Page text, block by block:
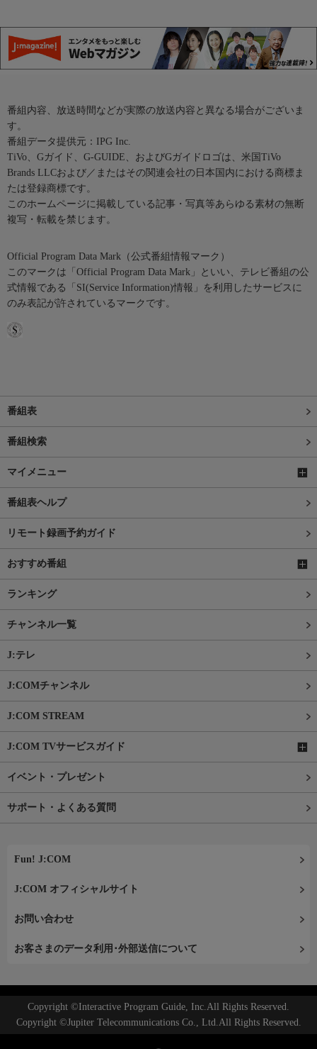
番組内容、放送時間などが実際の放送内容と異なる場合がございま
す。
番組データ提供元：IPG Inc.
TiVo、Gガイド、G-GUIDE、およびGガイドロゴは、米国TiVo
Brands LLCおよび／またはその関連会社の日本国内における商標ま
たは登録商標です。
このホームページに掲載している記事・写真等あらゆる素材の無断
複写・転載を禁じます。
Official Program Data Mark（公式番組情報マーク）
このマークは「Official Program Data Mark」といい、テレビ番組の公
式情報である「SI(Service Information)情報」を利用したサービスに
のみ表記が許されているマークです。
番組表
番組検索
マイメニュー
番組表ヘルプ
リモート録画予約ガイド
おすすめ番組
ランキング
チャンネル一覧
J:テレ
J:COMチャンネル
J:COM STREAM
J:COM TVサービスガイド
イベント・プレゼント
サポート・よくある質問
Fun! J:COM
J:COM オフィシャルサイト
お問い合わせ
お客さまのデータ利用･外部送信について
Copyright ©Interactive Program Guide, Inc.All Rights Reserved.
Copyright ©Jupiter Telecommunications Co., Ltd.All Rights Reserved.